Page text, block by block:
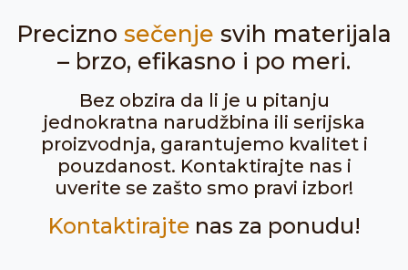
Precizno sečenje svih materijala
– brzo, efikasno i po meri.
Bez obzira da li je u pitanju
jednokratna narudžbina ili serijska
proizvodnja, garantujemo kvalitet i
pouzdanost. Kontaktirajte nas i
uverite se zašto smo pravi izbor!
Kontaktirajtenas za ponudu!